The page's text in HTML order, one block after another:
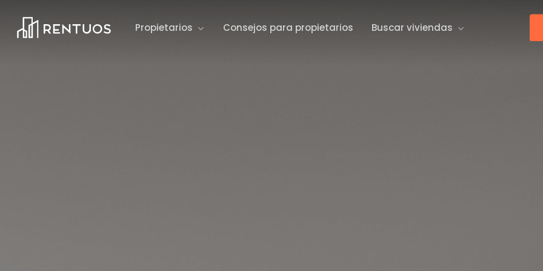
Propietarios Consejos para propietarios Buscar viviendas